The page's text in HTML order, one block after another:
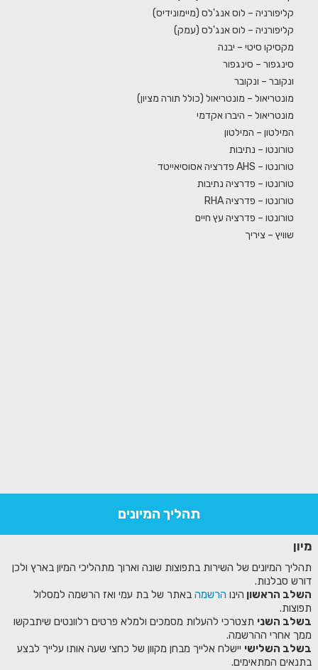
קליפורניה – לוס אנג'לס (מיימונידיס)
קליפורניה – לוס אנג'לס (עמק)
מקסיקו סיטי – יבנה
סינגפור – סינגפור
ונקובר – ונקובר
מונטריאול – מונטריאול (כולל תורה מציון)
מונטריאול – היברו אקדמי
המילטון – המילטון
טורונטו – נתיבות
טורונטו – AHS פדרציה אסוסיאייטד
טורונטו – פדרציה נתיבות
טורונטו – פדרציה RHA
טורונטו – פדרציה עץ חיים
שוויץ – ציריך
תהליך המיונים
מיון
תהליך המיונים של השירות בתפוצות שונה וארוך מתהליכי המיון בארץ ולכן
דורש סבלנות.
השלב הראשון הינו הרשמהבאתר של בת עמי ואז הרשמה למסלול
תפוצות.
בשלב השני תצטרכי להעלות מסמכים ולמלא פרטים רלוונטים שיתבקשו
ממך אחרי ההרשמה.
בשלב השלישי יישלח אלייך מבחן מקוון של כחצי שעה אותו עלייך לבצע
בתנאים המתאימים.